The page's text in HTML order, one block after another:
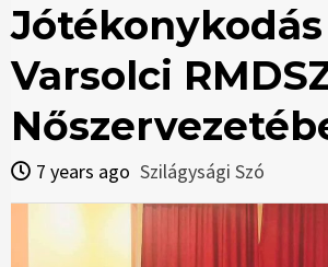
Jótékonykodás
Varsolci
7 years ago Szilágysági Szó